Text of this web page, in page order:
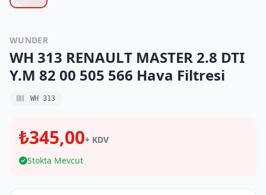
WUNDER
WH 313 RENAULT MASTER 2.8 DTI
Y.M 82 00 505 566 Hava Filtresi
WH 313
₺345,00+ KDV
Stokta Mevcut